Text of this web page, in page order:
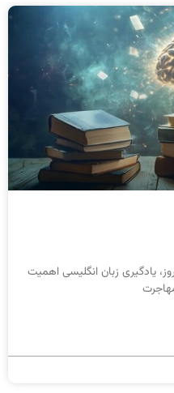
یادگیری زبان انگلیسی اهمیت